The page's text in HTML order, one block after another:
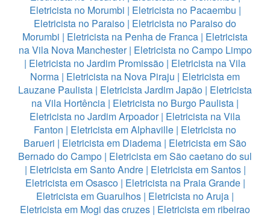
Eletricista no Morumbi | Eletricista no Pacaembu |
Eletricista no Paraiso | Eletricista no Paraiso do
Morumbi | Eletricista na Penha de Franca | Eletricista
na Vila Nova Manchester| Eletricista no Campo Limpo
| Eletricista no Jardim Promissão | Eletricista na Vila
Norma | Eletricista na Nova Piraju | Eletricista em
Lauzane Paulista | Eletricista Jardim Japão | Eletricista
na Vila Hortência | Eletricista no Burgo Paulista |
Eletricista no Jardim Arpoador| Eletricista na Vila
Fanton | Eletricista em Alphaville | Eletricista no
Barueri | Eletricista em Diadema | Eletricista em São
Bernado do Campo | Eletricista em São caetano do sul
| Eletricista em Santo Andre| Eletricista em Santos|
Eletricista em Osasco| Eletricista na Praia Grande|
Eletricista em Guarulhos | Eletricista no Aruja |
Eletricista em Mogi das cruzes | Eletricista em ribeirao